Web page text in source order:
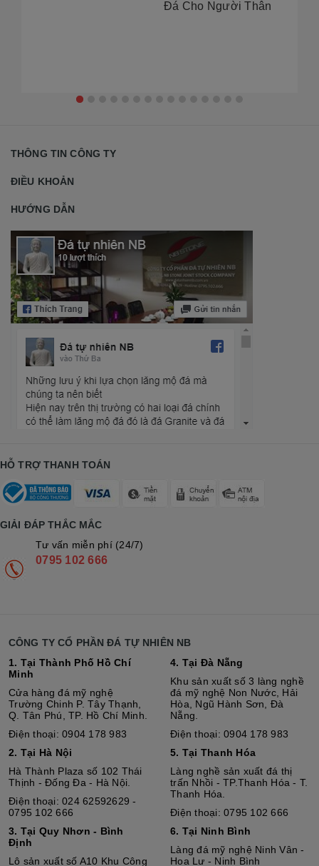
THÔNG TIN CÔNG TY
ĐIỀU KHOẢN
HƯỚNG DẪN
HỖ TRỢ THANH TOÁN
GIẢI ĐÁP THẮC MẮC
Tư vấn miễn phí (24/7)
0795 102 666
CÔNG TY CỔ PHẦN ĐÁ TỰ NHIÊN NB
1. Tại Thành Phố Hồ Chí
Minh
Cửa hàng đá mỹ nghệ
Trường Chinh P. Tây Thạnh,
Q. Tân Phú, TP. Hồ Chí Minh.
Điện thoại: 0904 178 983
2. Tại Hà Nội
Hà Thành Plaza số 102 Thái
Thịnh - Đống Đa - Hà Nội.
Điện thoại: 024 62592629 -
0795 102 666
3. Tại Quy Nhơn - Bình
Định
Lô sản xuất số A10 Khu Công
4. Tại Đà Nẵng
Khu sản xuất số 3 làng nghề
đá mỹ nghệ Non Nước, Hải
Hòa, Ngũ Hành Sơn, Đà
Nẵng.
Điện thoại: 0904 178 983
5. Tại Thanh Hóa
Làng nghề sản xuất đá thị
trấn Nhồi - TP.Thanh Hóa - T.
Thanh Hóa.
Điện thoại: 0795 102 666
6. Tại Ninh Bình
Làng đá mỹ nghệ Ninh Vân -
Hoa Lư - Ninh Bình